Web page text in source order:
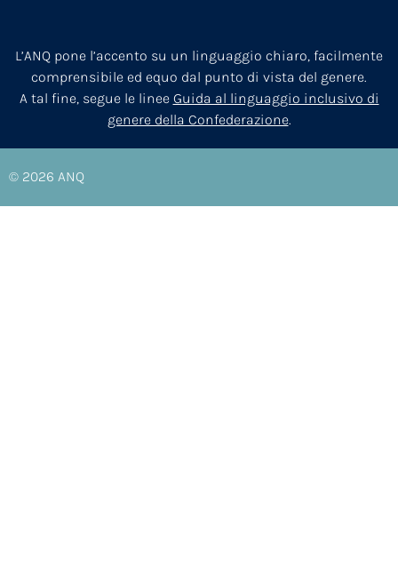
L’ANQ pone l’accento su un linguaggio chiaro, facilmente
comprensibile ed equo dal punto di vista del genere.
A tal fine, segue le linee Guida al linguaggio inclusivo di
genere della Confederazione.
© 2026 ANQ